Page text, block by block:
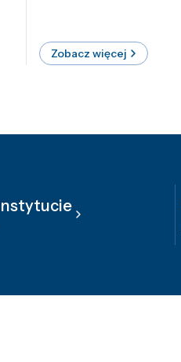
Zobacz więcej